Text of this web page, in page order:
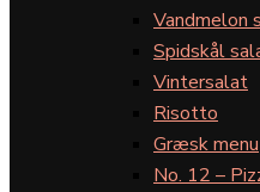
Vandmelon
Spidskål
Vintersalat
Risotto
Græsk menu
No. 12 –